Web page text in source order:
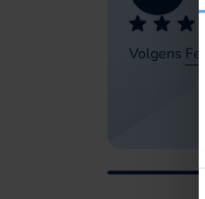
Volgens